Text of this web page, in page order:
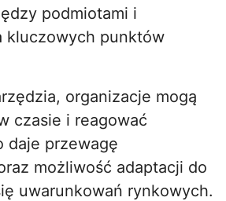
podmiotami i
kluczowych punktów
organizacje mogą
czasie i reagować
daje przewagę
możliwość adaptacji do
uwarunkowań rynkowych.